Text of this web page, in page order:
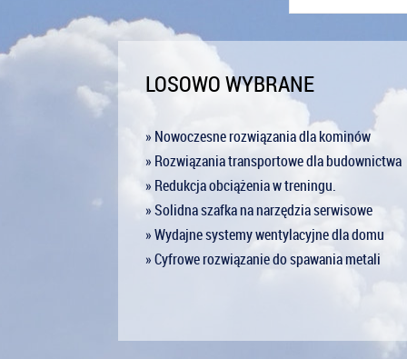
LOSOWO WYBRANE
» Nowoczesne rozwiązania dla kominów
» Rozwiązania transportowe dla budownictwa
» Redukcja obciążenia w treningu.
» Solidna szafka na narzędzia serwisowe
» Wydajne systemy wentylacyjne dla domu
» Cyfrowe rozwiązanie do spawania metali